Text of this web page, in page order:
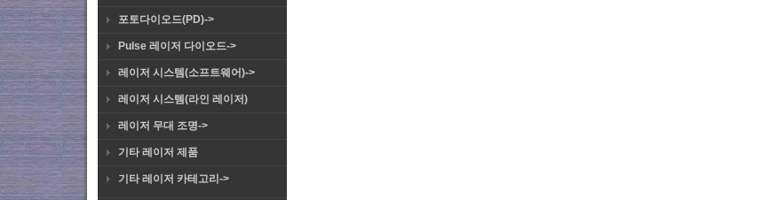
포토다이오드(PD)->
Pulse 레이저 다이오드->
레이저 시스템(소프트웨어)->
레이저 시스템(라인 레이저)
레이저 무대 조명->
기타 레이저 제품
기타 레이저 카테고리->